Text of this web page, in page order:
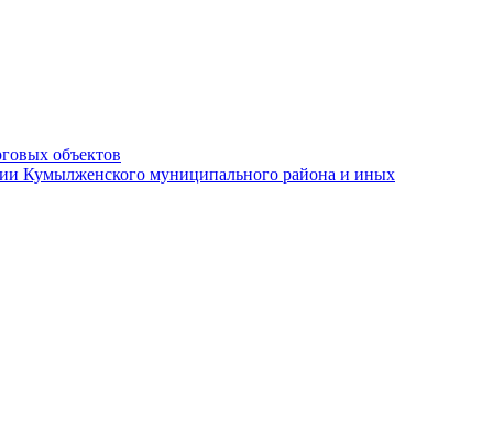
объектов
Кумылженского муниципального района и иных